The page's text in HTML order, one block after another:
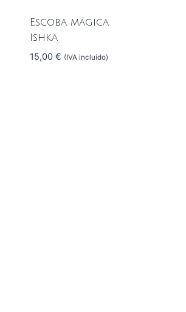
Escoba mágica
Ishka
15,00 € (IVA incluido)